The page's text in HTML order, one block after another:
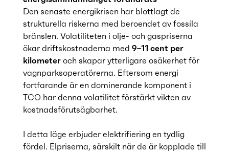
Den senaste energikrisen har blottlagt de
strukturella riskerna med beroendet av fossila
bränslen. Volatiliteten i olje- och gaspriserna
ökar driftskostnaderna med 9–11 cent per
kilometeroch skapar ytterligare osäkerhet för
vagnparksoperatörerna. Eftersom energi
fortfarande är en dominerande komponent i
TCO har denna volatilitet förstärkt vikten av
kostnadsförutsägbarhet.
I detta läge erbjuder elektrifiering en tydlig
fördel. Elpriserna, särskilt när de är kopplade till